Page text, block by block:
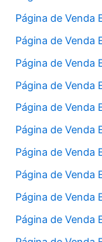
Página de Venda
Página de Venda
Página de Venda
Página de Venda
Página de Venda
Página de Venda
Página de Venda
Página de Venda
Página de Venda
Página de Venda